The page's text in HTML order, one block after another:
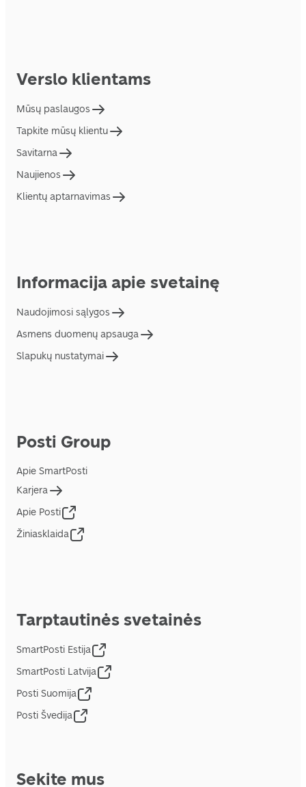
Verslo klientams
Mūsų paslaugos
Tapkite mūsų klientu
Savitarna
Naujienos
Klientų aptarnavimas
Informacija apie svetainę
Naudojimosi sąlygos
Asmens duomenų apsauga
Slapukų nustatymai
Posti Group
Apie SmartPosti
Karjera
Apie Posti
Žiniasklaida
Tarptautinės svetainės
SmartPosti Estija
SmartPosti Latvija
Posti Suomija
Posti Švedija
Sekite mus